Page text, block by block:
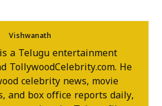
Vishwanath
a Telugu entertainment
TollywoodCelebrity.com. He
celebrity news, movie
and box office reports daily,